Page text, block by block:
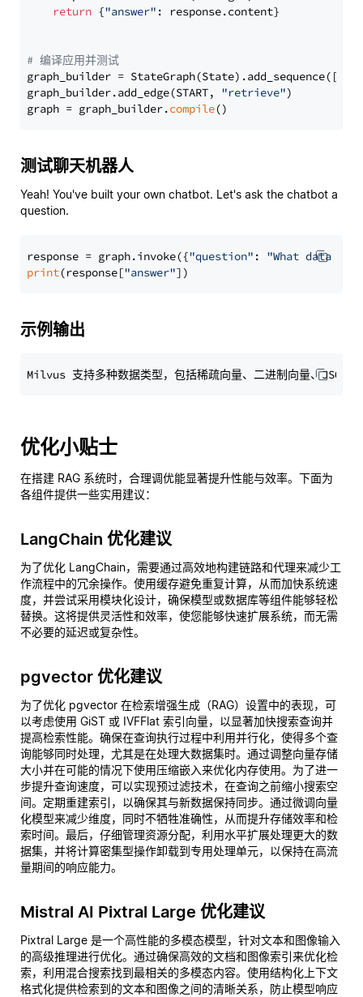
return {"answer" : response.content}
# 编译应用并测试
graph_builder =
graph_builder.add_edge(START, "retrieve")
graph = graph_builder.compile
测试聊天机器人
Yeah! You've built your own chatbot. Let's ask the chatbot a
question.
response = graph.invoke({"question" : "What data
print(response["answer"
示例输出
优化小贴士
在搭建 RAG 系统时，合理调优能显著提升性能与效率。下面为
各组件提供一些实用建议：
LangChain 优化建议
为了优化 LangChain，需要通过高效地构建链路和代理来减少工
作流程中的冗余操作。使用缓存避免重复计算，从而加快系统速
度，并尝试采用模块化设计，确保模型或数据库等组件能够轻松
替换。这将提供灵活性和效率，使您能够快速扩展系统，而无需
不必要的延迟或复杂性。
pgvector 优化建议
为了优化 pgvector 在检索增强生成（RAG）设置中的表现，可
以考虑使用 GiST 或 IVFFlat 索引向量，以显著加快搜索查询并
提高检索性能。确保在查询执行过程中利用并行化，使得多个查
询能够同时处理，尤其是在处理大数据集时。通过调整向量存储
大小并在可能的情况下使用压缩嵌入来优化内存使用。为了进一
步提升查询速度，可以实现预过滤技术，在查询之前缩小搜索空
间。定期重建索引，以确保其与新数据保持同步。通过微调向量
化模型来减少维度，同时不牺牲准确性，从而提升存储效率和检
索时间。最后，仔细管理资源分配，利用水平扩展处理更大的数
据集，并将计算密集型操作卸载到专用处理单元，以保持在高流
量期间的响应能力。
Mistral AI Pixtral Large 优化建议
Pixtral Large 是一个高性能的多模态模型，针对文本和图像输入
的高级推理进行优化。通过确保高效的文档和图像索引来优化检
索，利用混合搜索找到最相关的多模态内容。使用结构化上下文
格式化提供检索到的文本和图像之间的清晰关系，防止模型响应